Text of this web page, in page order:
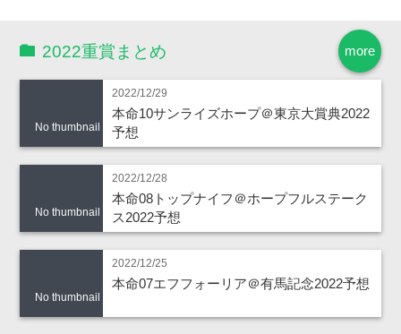
more
2022重賞まとめ
No thumbnail
2022/12/29
本命10サンライズホープ＠東京大賞典2022
予想
No thumbnail
2022/12/28
本命08トップナイフ＠ホープフルステーク
ス2022予想
No thumbnail
2022/12/25
本命07エフフォーリア＠有馬記念2022予想